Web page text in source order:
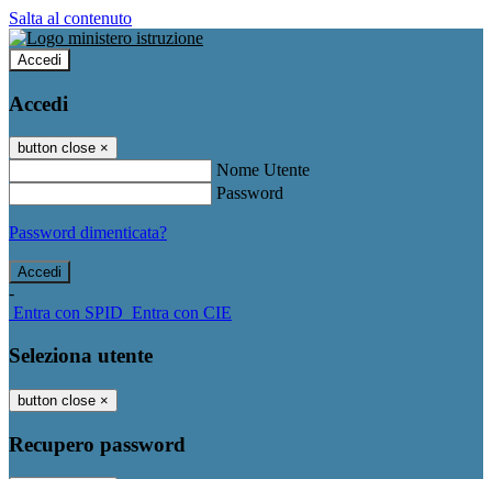
Salta al contenuto
Accedi
Accedi
button close ×
Nome Utente
Password
Password dimenticata?
-
Entra con SPID Entra con CIE
Seleziona utente
button close ×
Recupero password